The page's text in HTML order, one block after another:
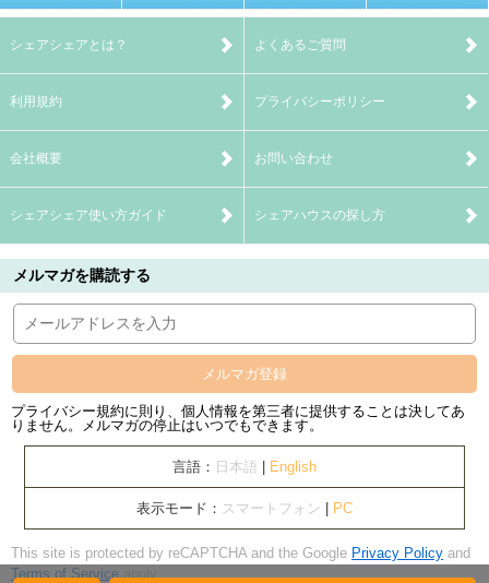
シェアシェアとは？ よくあるご質問
利用規約 プライバシーポリシー
会社概要 お問い合わせ
シェアシェア使い方ガイド シェアハウスの探し方
メルマガを購読する
メルマガ登録
プライバシー規約に則り、個人情報を第三者に提供することは決してあ
りません。メルマガの停止はいつでもできます。
言語： 日本語 English
表示モード： スマートフォン PC
This site is protected by reCAPTCHA and the Google Privacy Policy and
Terms of Service